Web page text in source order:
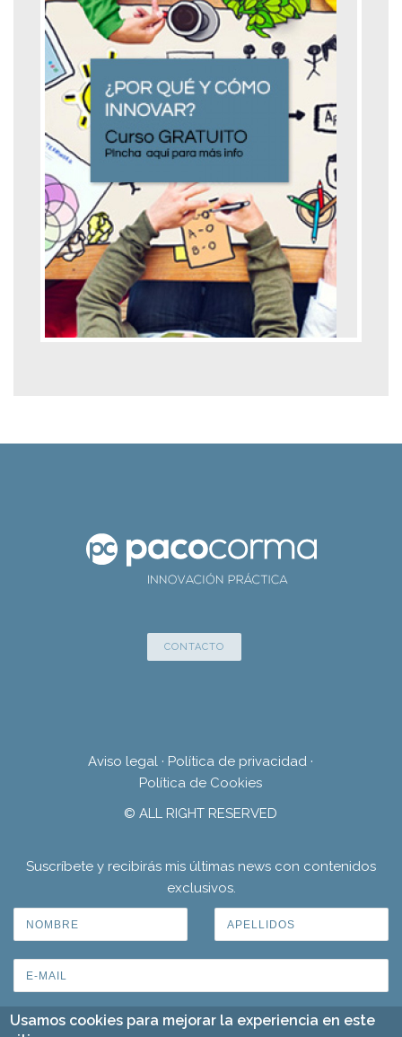
CONTACTO
Aviso legal · Política de privacidad ·
Política de Cookies
© ALL RIGHT RESERVED
Suscríbete y recibirás mis últimas news con contenidos
exclusivos.
Usamos cookies para mejorar la experiencia en este